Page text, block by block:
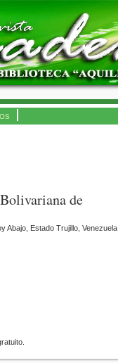
de
Abajo, Estado Trujillo, Venezuela